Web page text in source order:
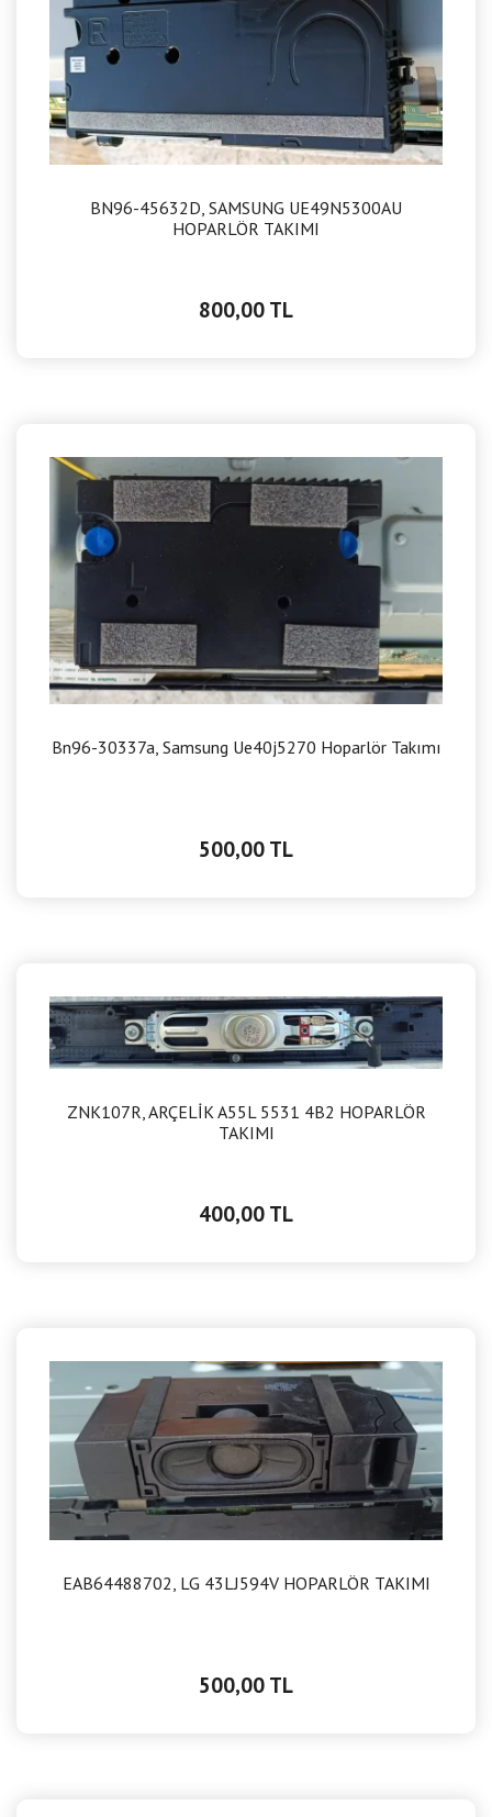
BN96-45632D, SAMSUNG UE49N5300AU
HOPARLÖR TAKIMI
800,00 TL
Bn96-30337a, Samsung Ue40j5270 Hoparlör Takımı
500,00 TL
ZNK107R, ARÇELİK A55L 5531 4B2 HOPARLÖR
TAKIMI
400,00 TL
EAB64488702, LG 43LJ594V HOPARLÖR TAKIMI
500,00 TL